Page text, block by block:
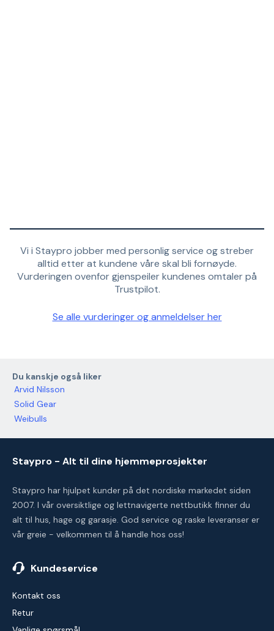
Vi i Staypro jobber med personlig service og streber
alltid etter at kundene våre skal bli fornøyde.
Vurderingen ovenfor gjenspeiler kundenes omtaler på
Trustpilot.
Se alle vurderinger og anmeldelser her
Du kanskje også liker
Arvid Nilsson
Solid Gear
Weibulls
Staypro - Alt til dine hjemmeprosjekter
Staypro har hjulpet kunder på det nordiske markedet siden
2007. I vår oversiktlige og lettnavigerte nettbutikk finner du
alt til hus, hage og garasje. God service og raske leveranser er
vår greie - velkommen til å handle hos oss!
Kundeservice
Kontakt oss
Retur